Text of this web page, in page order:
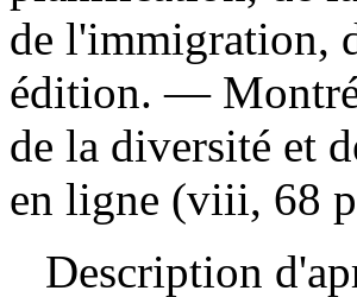
de l'immigration,
édition. —
de la diversité et
en ligne (viii, 68
Description